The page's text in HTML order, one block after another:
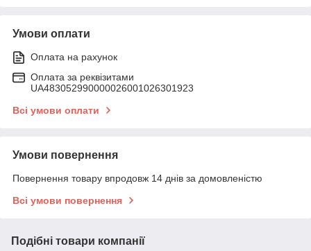
Умови оплати
Оплата на рахунок
Оплата за реквізитами
UA483052990000026001026301923
Всі умови оплати
Умови повернення
Повернення товару впродовж 14 днів за домовленістю
Всі умови повернення
Подібні товари компанії